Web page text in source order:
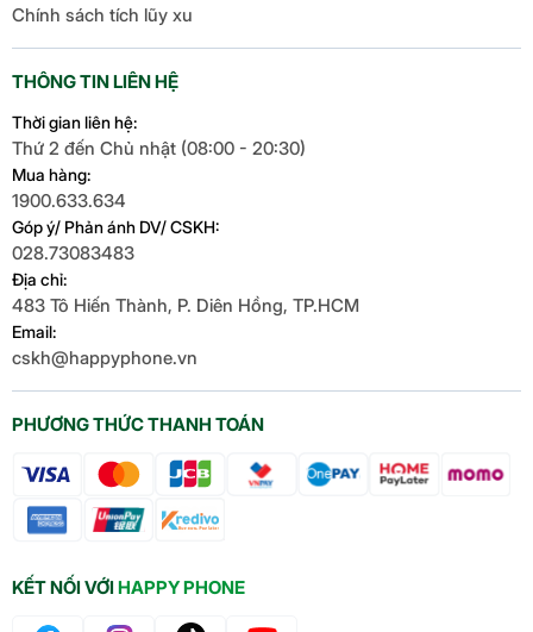
PHƯƠNG THỨC THANH TOÁN
KẾT NỐI VỚIHAPPY PHONE
Chính sách tích lũy xu
THÔNG TIN LIÊN HỆ
Thời gian liên hệ:
Thứ 2 đến Chủ nhật (08:00 - 20:30)
Mua hàng:
1900.633.634
Góp ý/ Phản ánh DV/ CSKH:
028.73083483
Địa chỉ:
483 Tô Hiến Thành, P. Diên Hồng, TP.HCM
Email:
cskh@happyphone.vn